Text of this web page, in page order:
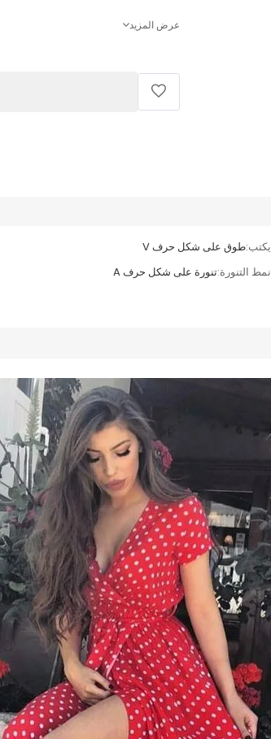
عرض المزيد
يكتب:طوق على شكل حرف V
نمط التنورة:تنورة على شكل حرف A